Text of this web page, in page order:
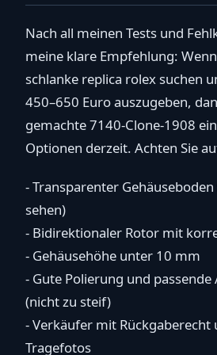
Nach all meinen Tests und
meine klare Empfehlung:
schlanke replica rolex suchen
450–650 Euro auszugeben,
gemachte 7140-Clone-1908
Optionen derzeit. Achten Sie
- Transparenter
sehen)
- Bidirektionaler Rotor mit
- Gehäusehöhe unter 10 mm
- Gute Polierung und
(nicht zu steif)
- Verkäufer mit Rückgaberecht
Tragefotos